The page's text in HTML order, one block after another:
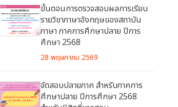
ขั้นตอนการตรวจสอบผลการเรียน
รายวิชาภาษาอังกฤษของสถาบัน
ภาษา ภาคการศึกษาปลาย ปีการ
ศึกษา 2568
28 พฤษภาคม 2569
จัดสอบปลายภาค สำหรับภาคการ
ศึกษาปลาย ปีการศึกษา 2568